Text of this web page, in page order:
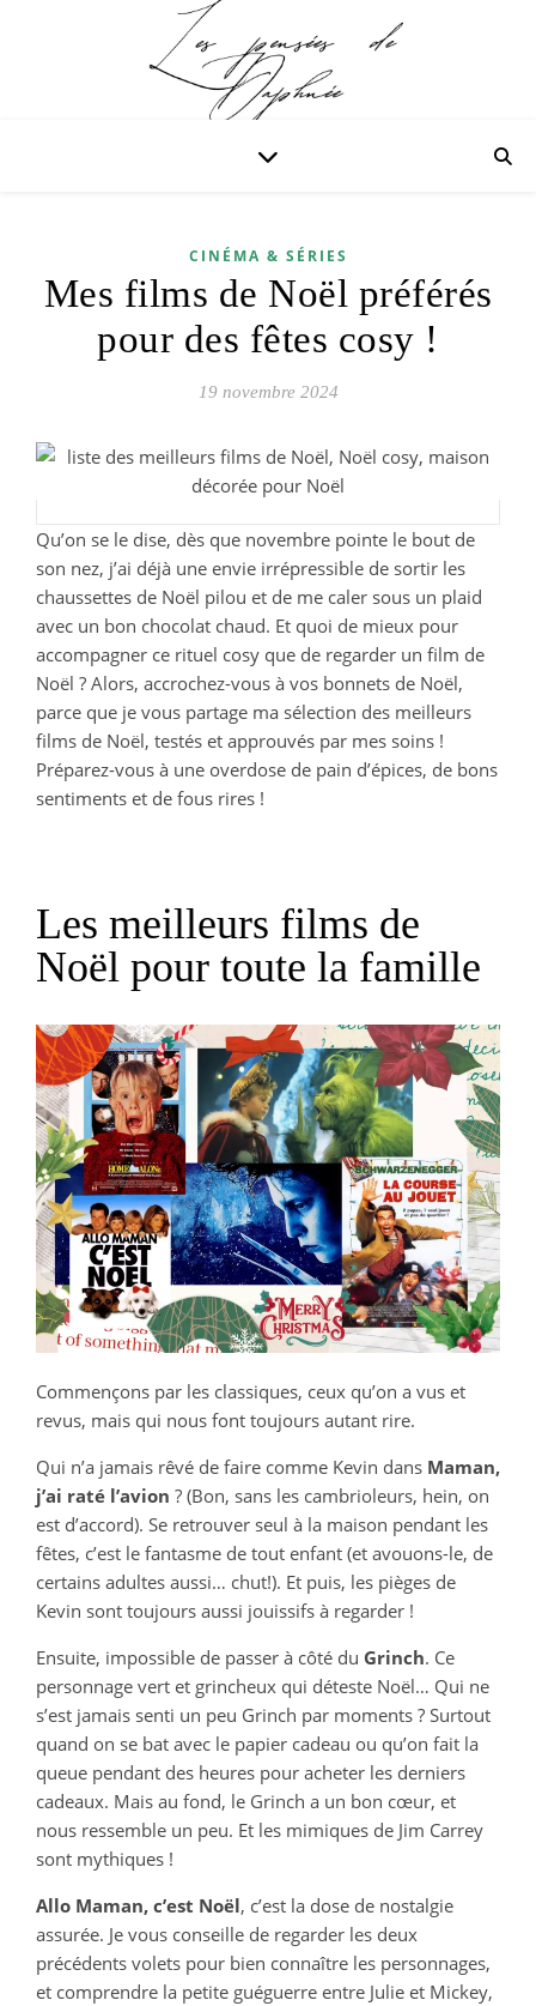
CINÉMA & SÉRIES
Mes films de Noël préférés
pour des fêtes cosy !
19 novembre 2024
Qu’on se le dise, dès que novembre pointe le bout de
son nez, j’ai déjà une envie irrépressible de sortir les
chaussettes de Noël pilou et de me caler sous un plaid
avec un bon chocolat chaud. Et quoi de mieux pour
accompagner ce rituel cosy que de regarder un film de
Noël ? Alors, accrochez-vous à vos bonnets de Noël,
parce que je vous partage ma sélection des meilleurs
films de Noël, testés et approuvés par mes soins !
Préparez-vous à une overdose de pain d’épices, de bons
sentiments et de fous rires !
Les meilleurs films de
Noël pour toute la famille
Commençons par les classiques, ceux qu’on a vus et
revus, mais qui nous font toujours autant rire.
Qui n’a jamais rêvé de faire comme Kevin dans Maman,
j’ai raté l’avion ? (Bon, sans les cambrioleurs, hein, on
est d’accord). Se retrouver seul à la maison pendant les
fêtes, c’est le fantasme de tout enfant (et avouons-le, de
certains adultes aussi… chut!). Et puis, les pièges de
Kevin sont toujours aussi jouissifs à regarder !
Ensuite, impossible de passer à côté du Grinch. Ce
personnage vert et grincheux qui déteste Noël… Qui ne
s’est jamais senti un peu Grinch par moments ? Surtout
quand on se bat avec le papier cadeau ou qu’on fait la
queue pendant des heures pour acheter les derniers
cadeaux. Mais au fond, le Grinch a un bon cœur, et
nous ressemble un peu. Et les mimiques de Jim Carrey
sont mythiques !
Allo Maman, c’est Noël, c’est la dose de nostalgie
assurée. Je vous conseille de regarder les deux
précédents volets pour bien connaître les personnages,
et comprendre la petite guéguerre entre Julie et Mickey,